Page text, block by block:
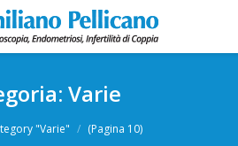
Varie
"Varie" (Pagina 10)